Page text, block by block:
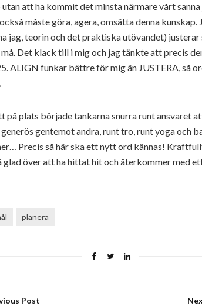
att ha kommit det minsta närmare vårt sanna
måste göra, agera, omsätta denna kunskap.
jag, teorin och det praktiska utövandet)
Det klack till i mig och jag tänkte att precis
ALIGN funkar bättre för mig än JUSTERA, så
på plats började tankarna snurra runt ansvaret
gentemot andra, runt tro, runt yoga och
Precis så här ska ett nytt ord kännas!
glad över att ha hittat hit och återkommer med
planera
Post